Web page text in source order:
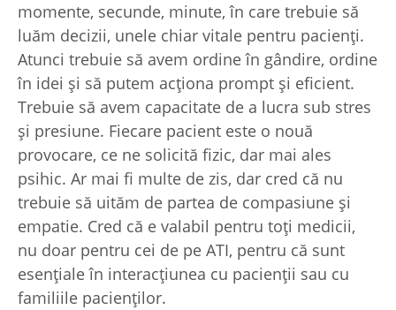
momente, secunde, minute, în care trebuie să
luăm decizii, unele chiar vitale pentru pacienți.
Atunci trebuie să avem ordine în gândire, ordine
în idei și să putem acționa prompt și eficient.
Trebuie să avem capacitate de a lucra sub stres
și presiune. Fiecare pacient este o nouă
provocare, ce ne solicită fizic, dar mai ales
psihic. Ar mai fi multe de zis, dar cred că nu
trebuie să uităm de partea de compasiune și
empatie. Cred că e valabil pentru toți medicii,
nu doar pentru cei de pe ATI, pentru că sunt
esențiale în interacțiunea cu pacienții sau cu
familiile pacienților.